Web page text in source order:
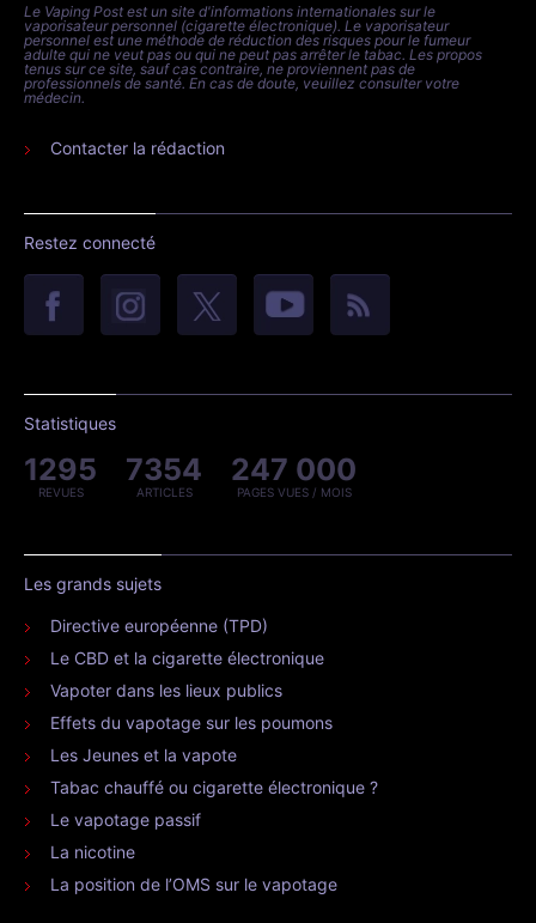
Le Vaping Post est un site d'informations internationales sur le
vaporisateur personnel (cigarette électronique). Le vaporisateur
personnel est une méthode de réduction des risques pour le fumeur
adulte qui ne veut pas ou qui ne peut pas arrêter le tabac. Les propos
tenus sur ce site, sauf cas contraire, ne proviennent pas de
professionnels de santé. En cas de doute, veuillez consulter votre
médecin.
Contacter la rédaction
Restez connecté
Statistiques
1295
REVUES
7354
ARTICLES
247 000
PAGES VUES / MOIS
Les grands sujets
Directive européenne (TPD)
Le CBD et la cigarette électronique
Vapoter dans les lieux publics
Effets du vapotage sur les poumons
Les Jeunes et la vapote
Tabac chauffé ou cigarette électronique ?
Le vapotage passif
La nicotine
La position de l’OMS sur le vapotage